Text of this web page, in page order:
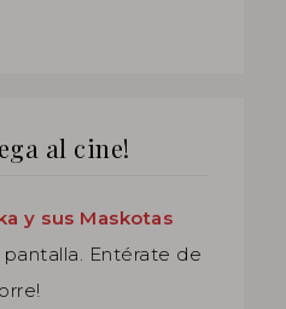
al cine!
y sus Maskotas
Entérate de